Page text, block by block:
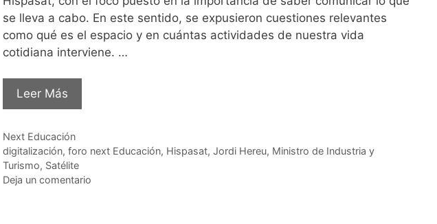
se lleva a cabo. En este sentido, se expusieron cuestiones relevantes
como qué es el espacio y en cuántas actividades de nuestra vida
cotidiana interviene. …
Leer Más
Categorías
Next Educación
Etiquetas
digitalización, foro next Educación, Hispasat, Jordi Hereu, Ministro de Industria y
Turismo, Satélite
Deja un comentario